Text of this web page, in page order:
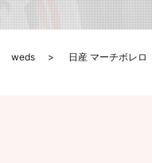
weds 日産 マーチボレ